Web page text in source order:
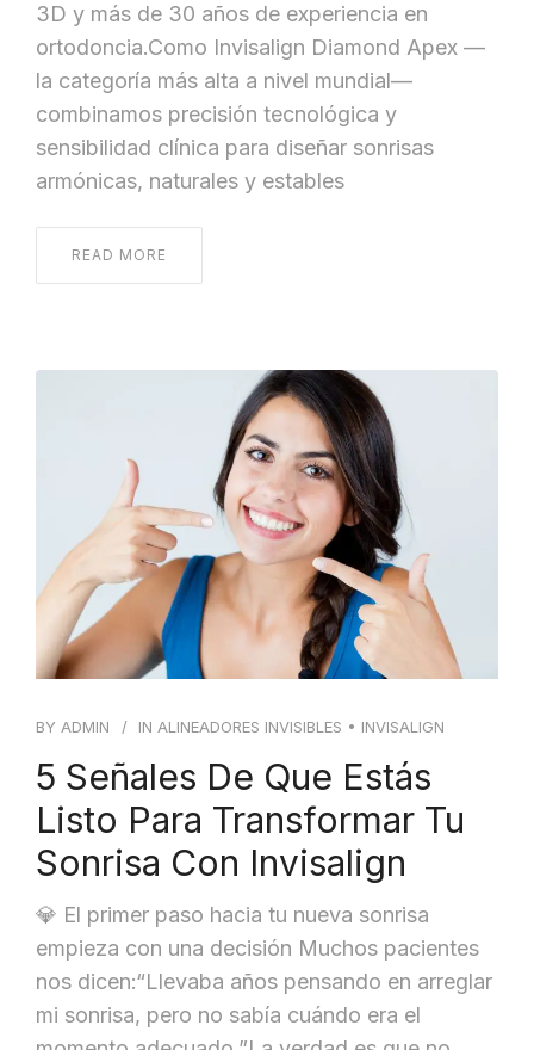
3D y más de 30 años de experiencia en
ortodoncia.Como Invisalign Diamond Apex —
la categoría más alta a nivel mundial—
combinamos precisión tecnológica y
sensibilidad clínica para diseñar sonrisas
armónicas, naturales y estables
READ MORE
BY ADMIN IN ALINEADORES INVISIBLES • INVISALIGN
5 Señales De Que Estás
Listo Para Transformar Tu
Sonrisa Con Invisalign
💎 El primer paso hacia tu nueva sonrisa
empieza con una decisión Muchos pacientes
nos dicen:“Llevaba años pensando en arreglar
mi sonrisa, pero no sabía cuándo era el